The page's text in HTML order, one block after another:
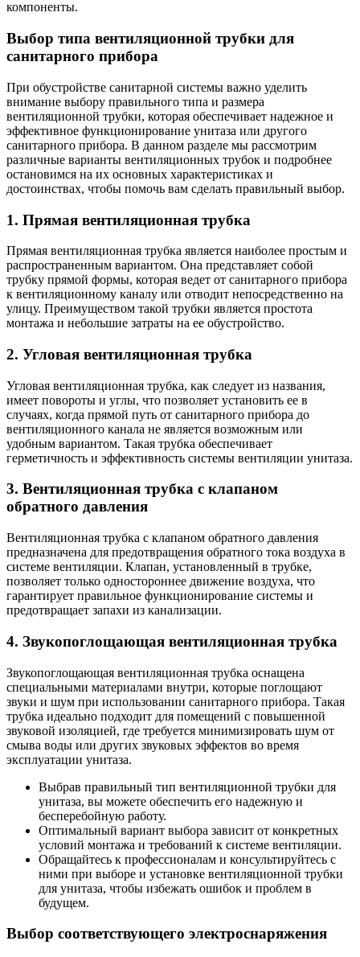
компоненты.
Выбор типа вентиляционной трубки для
санитарного прибора
При обустройстве санитарной системы важно уделить
внимание выбору правильного типа и размера
вентиляционной трубки, которая обеспечивает надежное и
эффективное функционирование унитаза или другого
санитарного прибора. В данном разделе мы рассмотрим
различные варианты вентиляционных трубок и подробнее
остановимся на их основных характеристиках и
достоинствах, чтобы помочь вам сделать правильный выбор.
1. Прямая вентиляционная трубка
Прямая вентиляционная трубка является наиболее простым и
распространенным вариантом. Она представляет собой
трубку прямой формы, которая ведет от санитарного прибора
к вентиляционному каналу или отводит непосредственно на
улицу. Преимуществом такой трубки является простота
монтажа и небольшие затраты на ее обустройство.
2. Угловая вентиляционная трубка
Угловая вентиляционная трубка, как следует из названия,
имеет повороты и углы, что позволяет установить ее в
случаях, когда прямой путь от санитарного прибора до
вентиляционного канала не является возможным или
удобным вариантом. Такая трубка обеспечивает
герметичность и эффективность системы вентиляции унитаза.
3. Вентиляционная трубка с клапаном
обратного давления
Вентиляционная трубка с клапаном обратного давления
предназначена для предотвращения обратного тока воздуха в
системе вентиляции. Клапан, установленный в трубке,
позволяет только одностороннее движение воздуха, что
гарантирует правильное функционирование системы и
предотвращает запахи из канализации.
4. Звукопоглощающая вентиляционная трубка
Звукопоглощающая вентиляционная трубка оснащена
специальными материалами внутри, которые поглощают
звуки и шум при использовании санитарного прибора. Такая
трубка идеально подходит для помещений с повышенной
звуковой изоляцией, где требуется минимизировать шум от
смыва воды или других звуковых эффектов во время
эксплуатации унитаза.
Выбрав правильный тип вентиляционной трубки для
унитаза, вы можете обеспечить его надежную и
бесперебойную работу.
Оптимальный вариант выбора зависит от конкретных
условий монтажа и требований к системе вентиляции.
Обращайтесь к профессионалам и консультируйтесь с
ними при выборе и установке вентиляционной трубки
для унитаза, чтобы избежать ошибок и проблем в
будущем.
Выбор соответствующего электроснаряжения